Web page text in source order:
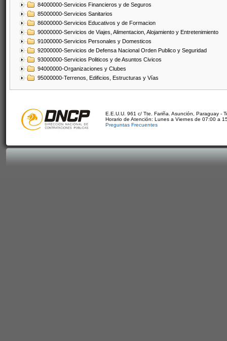
84000000-Servicios Financieros y de Seguros
85000000-Servicios Sanitarios
86000000-Servicios Educativos y de Formacion
90000000-Servicios de Viajes, Alimentacion, Alojamiento y Entretenimiento
91000000-Servicios Personales y Domesticos
92000000-Servicios de Defensa Nacional Orden Publico y Seguridad
93000000-Servicios Politicos y de Asuntos Civicos
94000000-Organizaciones y Clubes
95000000-Terrenos, Edificios, Estructuras y Vías
E.E.U.U. 961 c/ Tte. Fariña. Asunción, Paraguay -
Horario de Atención: Lunes a Viernes de 07:00 a
Preguntas Frecuentes